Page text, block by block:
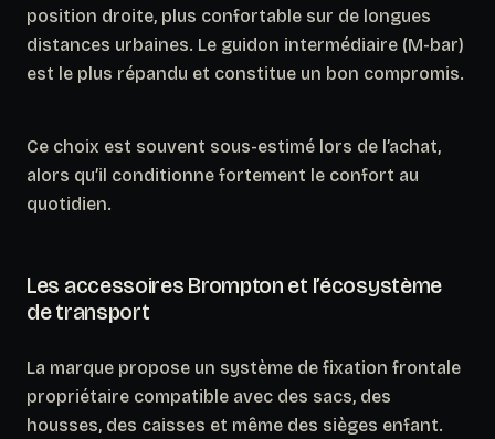
position droite, plus confortable sur de longues
distances urbaines. Le guidon intermédiaire (M-bar)
est le plus répandu et constitue un bon compromis.
Ce choix est souvent sous-estimé lors de l’achat,
alors qu’il conditionne fortement le confort au
quotidien.
Les accessoires Brompton et l’écosystème
de transport
La marque propose un système de fixation frontale
propriétaire compatible avec des sacs, des
housses, des caisses et même des sièges enfant.